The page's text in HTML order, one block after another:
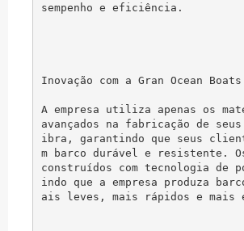
sempenho e eficiência.
Inovação com a Gran Ocean
A empresa utiliza apenas os
avançados na fabricação de
ibra, garantindo que seus
m barco durável e resistente.
construídos com tecnologia de
indo que a empresa produza
ais leves, mais rápidos e mais